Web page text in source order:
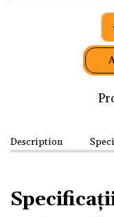
Description